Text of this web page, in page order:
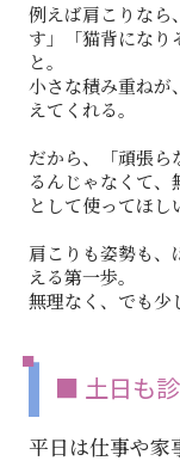
例えば肩こりなら
す」「猫背になり
と。
小さな積み重ねが
えてくれる。
だから、「頑張ら
るんじゃなくて
として使ってほし
肩こりも姿勢も、
える第一歩。
無理なく、でも少
■ 土日も
平日は仕事や